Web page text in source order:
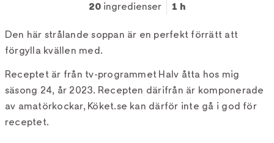
20 ingredienser 1 h
Den här strålande soppan är en perfekt förrätt att
förgylla kvällen med.
Receptet är från tv-programmet Halv åtta hos mig
säsong 24, år 2023. Recepten därifrån är komponerade
av amatörkockar, Köket.se kan därför inte gå i god för
receptet.